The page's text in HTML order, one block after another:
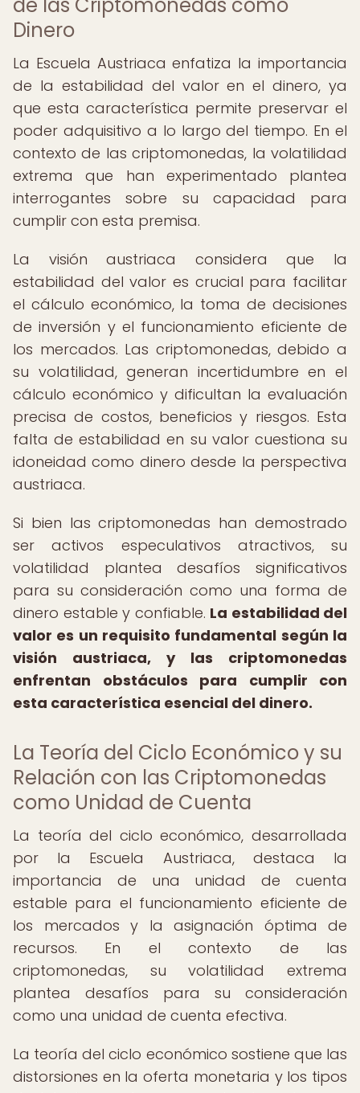
Dinero
La Escuela Austriaca enfatiza la importancia
de la estabilidad del valor en el dinero, ya
que esta característica permite preservar el
poder adquisitivo a lo largo del tiempo. En el
contexto de las criptomonedas, la volatilidad
extrema que han experimentado plantea
interrogantes sobre su capacidad para
cumplir con esta premisa.
La visión austriaca considera que la
estabilidad del valor es crucial para facilitar
el cálculo económico, la toma de decisiones
de inversión y el funcionamiento eficiente de
los mercados. Las criptomonedas, debido a
su volatilidad, generan incertidumbre en el
cálculo económico y dificultan la evaluación
precisa de costos, beneficios y riesgos. Esta
falta de estabilidad en su valor cuestiona su
idoneidad como dinero desde la perspectiva
austriaca.
Si bien las criptomonedas han demostrado
ser activos especulativos atractivos, su
volatilidad plantea desafíos significativos
para su consideración como una forma de
dinero estable y confiable. La estabilidad del
valor es un requisito fundamental según la
visión austriaca, y las criptomonedas
enfrentan obstáculos para cumplir con
esta característica esencial del dinero.
La Teoría del Ciclo Económico y su
Relación con las Criptomonedas
como Unidad de Cuenta
La teoría del ciclo económico, desarrollada
por la Escuela Austriaca, destaca la
importancia de una unidad de cuenta
estable para el funcionamiento eficiente de
los mercados y la asignación óptima de
recursos. En el contexto de las
criptomonedas, su volatilidad extrema
plantea desafíos para su consideración
como una unidad de cuenta efectiva.
La teoría del ciclo económico sostiene que las
distorsiones en la oferta monetaria y los tipos